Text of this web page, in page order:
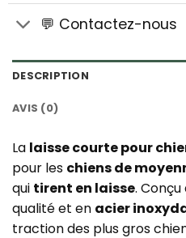
💬 Contactez-nous
DESCRIPTION
AVIS (0)
La laisse courte pour
pour les chiens de
qui tirent en laisse. Conçu
qualité et en acier
traction des plus gros